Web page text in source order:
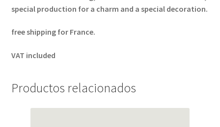
special production for a charm and a special decoration.
free shipping for France.
VAT included
Productos relacionados